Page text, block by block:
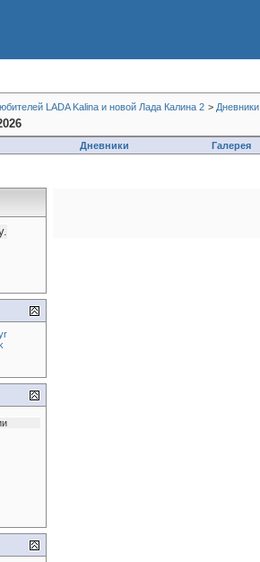
LADA Kalina и новой Лада Калина 2 > Дневники
Дневники Галерея